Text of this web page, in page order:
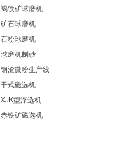
褐铁矿球磨机
矿石球磨机
石粉球磨机
球磨机制砂
钢渣微粉生产线
干式磁选机
XJK型浮选机
赤铁矿磁选机